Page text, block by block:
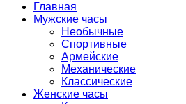
Главная
Мужские часы
Необычные
Спортивные
Армейские
Механические
Классические
Женские часы